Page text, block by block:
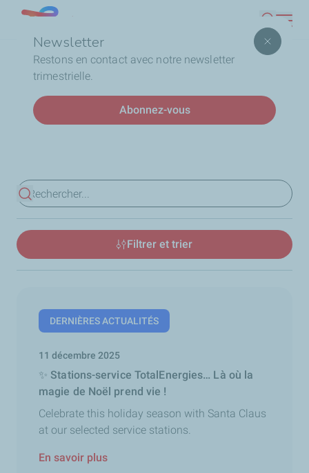
contenu
Newsletter
Restons en contact avec notre newsletter
trimestrielle.
Abonnez-vous
Lebanon
d'Ariane
Accueil Qui sommes-nous
TotalEnergies au Liban
Actualités
Dernières Actualités
Voir les résultats
Filtrer et trier
DERNIÈRES ACTUALITÉS
11 décembre 2025
✨ Stations-service TotalEnergies… Là où la
magie de Noël prend vie !
Celebrate this holiday season with Santa Claus
at our selected service stations.
En savoir plus